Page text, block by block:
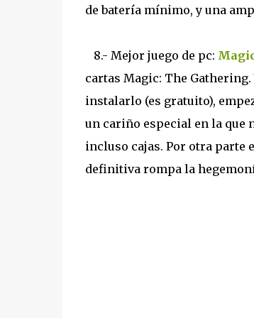
de batería mínimo, y una
8.- Mejor juego de pc:
cartas Magic: The
instalarlo (es gratuito),
un cariño especial en la que
incluso cajas. Por otra parte
definitiva rompa la